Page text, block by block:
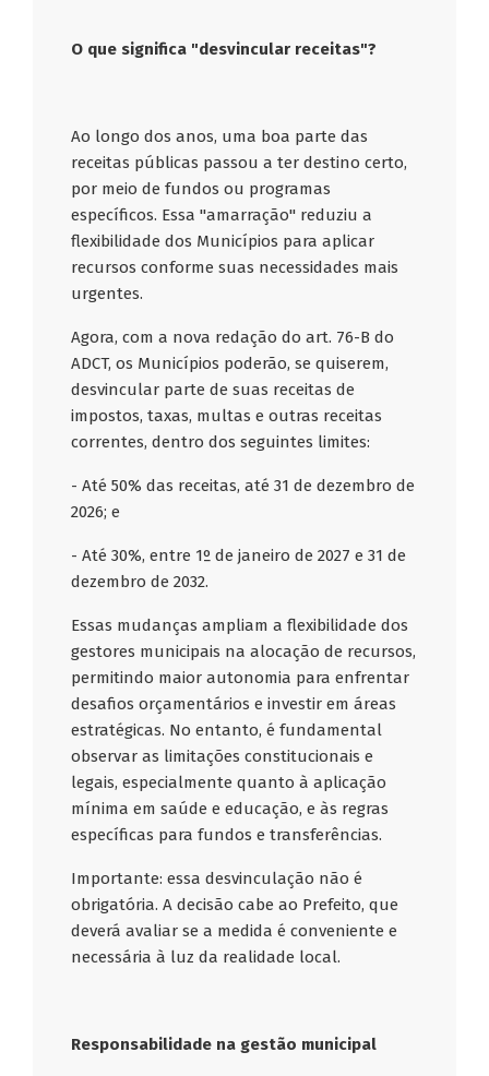
O que significa "desvincular receitas"?
Ao longo dos anos, uma boa parte das
receitas públicas passou a ter destino certo,
por meio de fundos ou programas
específicos. Essa "amarração" reduziu a
flexibilidade dos Municípios para aplicar
recursos conforme suas necessidades mais
urgentes.
Agora, com a nova redação do art. 76-B do
ADCT, os Municípios poderão, se quiserem,
desvincular parte de suas receitas de
impostos, taxas, multas e outras receitas
correntes, dentro dos seguintes limites:
- Até 50% das receitas, até 31 de dezembro de
2026; e
- Até 30%, entre 1º de janeiro de 2027 e 31 de
dezembro de 2032.
Essas mudanças ampliam a flexibilidade dos
gestores municipais na alocação de recursos,
permitindo maior autonomia para enfrentar
desafios orçamentários e investir em áreas
estratégicas. No entanto, é fundamental
observar as limitações constitucionais e
legais, especialmente quanto à aplicação
mínima em saúde e educação, e às regras
específicas para fundos e transferências.
Importante: essa desvinculação não é
obrigatória. A decisão cabe ao Prefeito, que
deverá avaliar se a medida é conveniente e
necessária à luz da realidade local.
Responsabilidade na gestão municipal